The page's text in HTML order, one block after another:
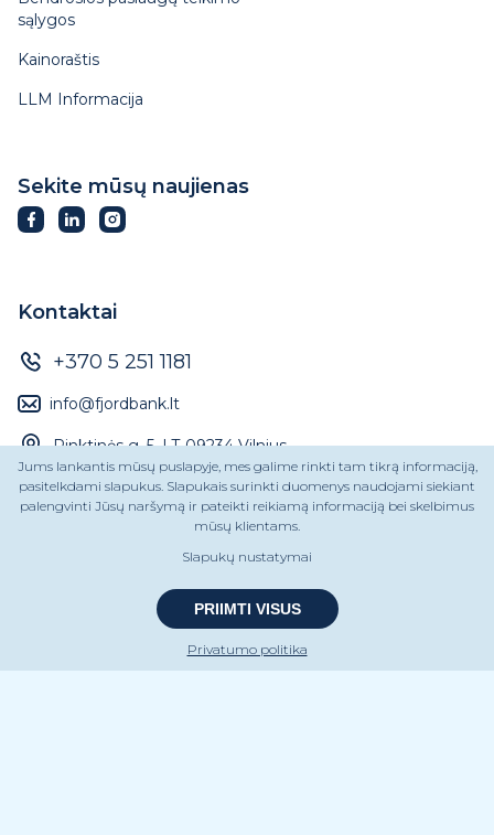
sąlygos
Kainoraštis
LLM Informacija
Sekite mūsų naujienas
Kontaktai
+370 5 251 1181
info@fjordbank.lt
Rinktinės g. 5, LT-09234 Vilnius
AB „Fjord Bank“
PVM kodas LT100012244316
Jums lankantis mūsų puslapyje, mes galime rinkti tam tikrą informaciją,
pasitelkdami slapukus. Slapukais surinkti duomenys naudojami siekiant
palengvinti Jūsų naršymą ir pateikti reikiamą informaciją bei skelbimus
mūsų klientams.
Slapukų nustatymai
PRIIMTI VISUS
Privatumo politika